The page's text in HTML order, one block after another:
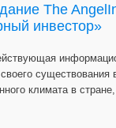
The
инвестор»
климата в